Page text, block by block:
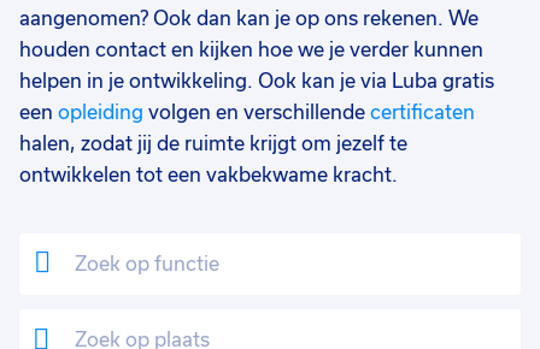
aangenomen? Ook dan kan je op ons rekenen. We
houden contact en kijken hoe we je verder kunnen
helpen in je ontwikkeling. Ook kan je via Luba gratis
een opleiding volgen en verschillende certificaten
halen, zodat jij de ruimte krijgt om jezelf te
ontwikkelen tot een vakbekwame kracht.